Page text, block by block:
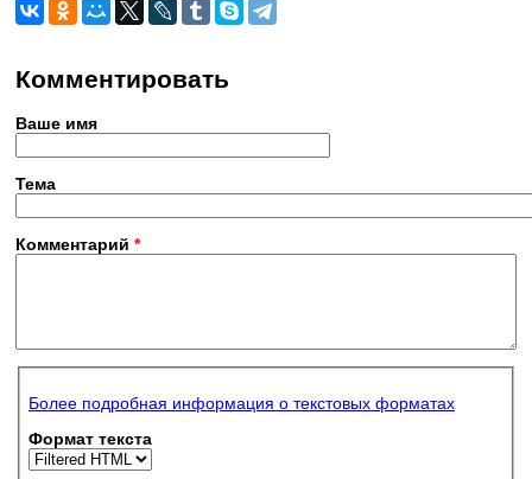
Комментировать
Ваше имя
Тема
Комментарий *
Более подробная информация о текстовых форматах
Формат текста